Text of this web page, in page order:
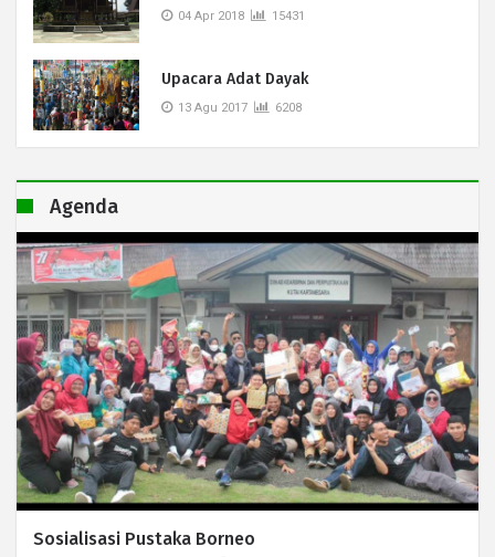
04 Apr 2018 15431
Upacara Adat Dayak
13 Agu 2017 6208
Agenda
Sosialisasi Pustaka Borneo